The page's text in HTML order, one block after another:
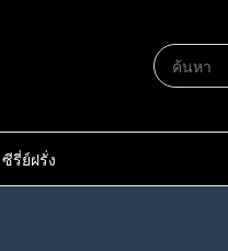
ซีรี่ย์ฝรั่ง